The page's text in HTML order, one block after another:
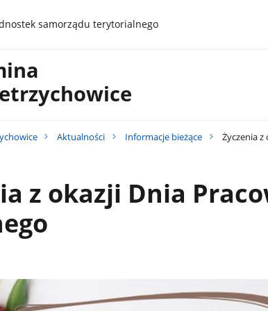
samorządu terytorialnego
Aktualności Informacje bieżące Życzenia z
z okazji Dnia